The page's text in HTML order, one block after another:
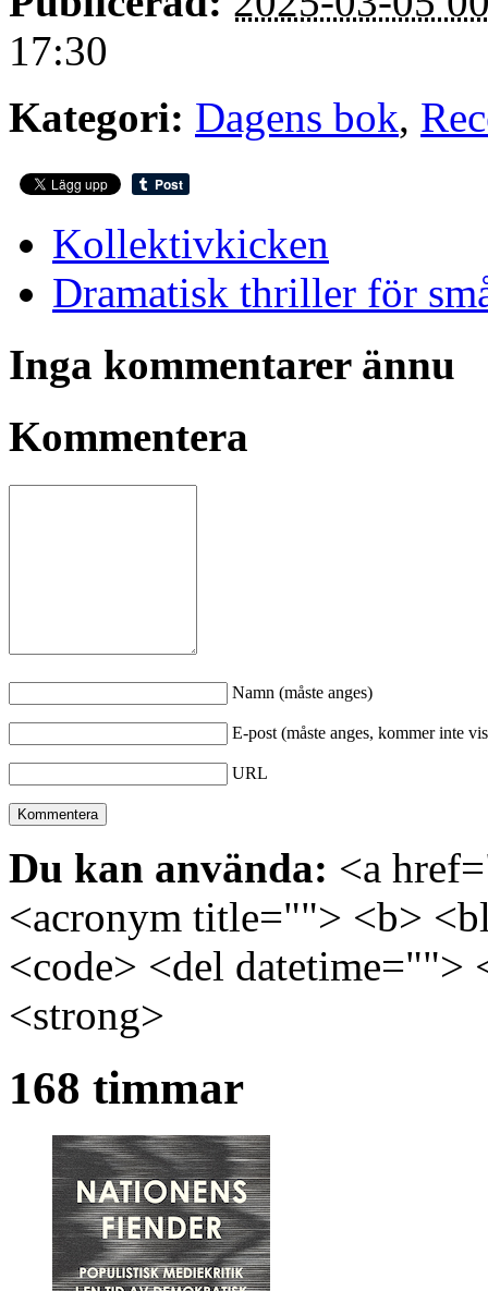
17:30
Kategori: Dagens bok,
Kollektivkicken
Dramatisk thriller för
Inga kommentarer ännu
Kommentera
Namn (måste anges)
E-post (måste anges, kommer inte
URL
Du kan använda: <a
<acronym title=""> <b>
<code> <del
<strong>
168 timmar